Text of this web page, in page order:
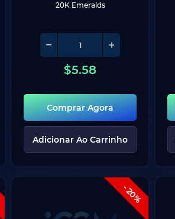
20K Emeralds
$5.58
Comprar Agora
Adicionar Ao Carrinho
- 20%